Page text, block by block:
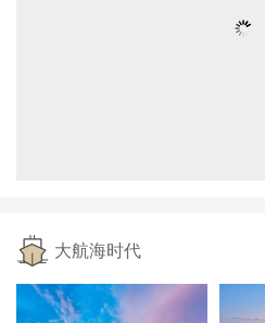
大航海时代